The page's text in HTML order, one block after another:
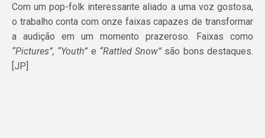
Com um pop-folk interessante aliado a uma voz gostosa,
o trabalho conta com onze faixas capazes de transformar
a audição em um momento prazeroso. Faixas como
“Pictures”, “Youth” e “Rattled Snow” são bons destaques.
[JP]